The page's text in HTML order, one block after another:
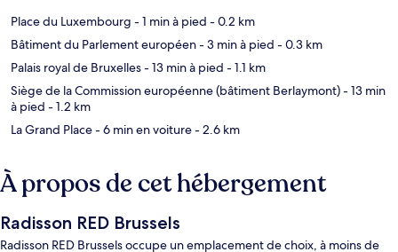
Place du Luxembourg - 1 min à pied - 0.2 km
Bâtiment du Parlement européen- 3 min à pied - 0.3 km
Palais royal de Bruxelles- 13 min à pied - 1.1 km
Siège de la Commission européenne (bâtiment Berlaymont)- 13 min
à pied - 1.2 km
La Grand Place- 6 min en voiture- 2.6 km
À propos de cet hébergement
Radisson RED Brussels
Radisson RED Brussels occupe un emplacement de choix, à moins de